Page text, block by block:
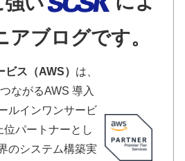
アブログです。
ス（AWS） は、
ながるAWS 導入
ルインワンサービ
位パートナーとし
のシステム構築実